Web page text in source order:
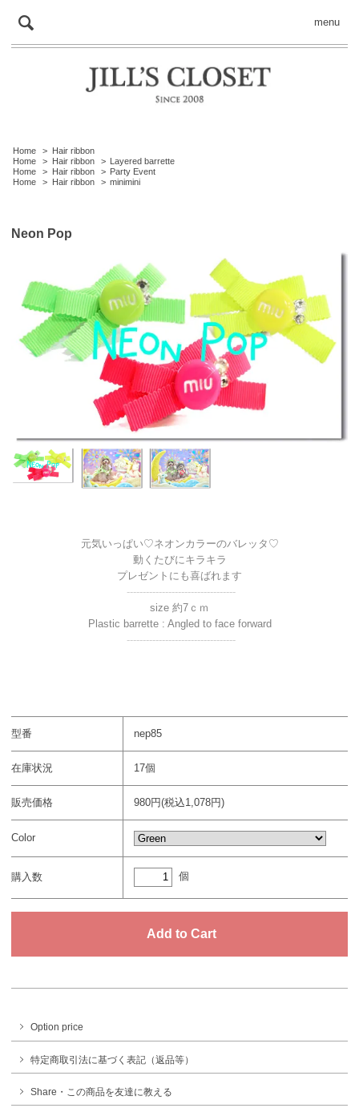
menu
Home > Hair ribbon
Home
> Hair ribbon > Layered barrette
Home
> Hair ribbon > Party Event
Home
> Hair ribbon > minimini
Neon Pop
元気いっぱい♡ネオンカラーのバレッタ♡
動くたびにキラキラ
プレゼントにも喜ばれます
----------------------------------
size 約7ｃｍ
Plastic barrette : Angled to face forward
----------------------------------
型番 nep85
在庫状況 17個
販売価格 980円(税込1,078円)
Color
購入数 個
Option price
特定商取引法に基づく表記（返品等）
Share・この商品を友達に教える